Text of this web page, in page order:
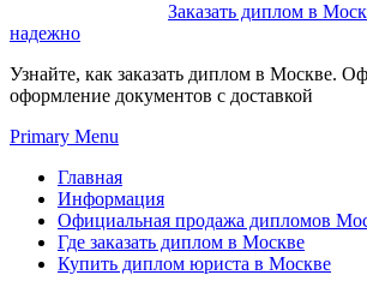
Заказать диплом в
надежно
Узнайте, как заказать диплом в Москве.
оформление документов с доставкой
Primary Menu
Главная
Информация
Официальная продажа дипломов
Где заказать диплом в Москве
Купить диплом юриста в Москве